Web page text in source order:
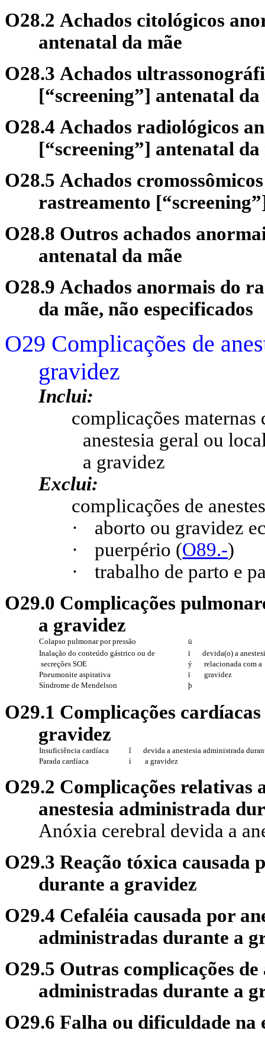
O28.2 Achados citológicos
antenatal da mãe
O28.3 Achados
[“screening”] antenatal da
O28.4 Achados radiológicos
[“screening”] antenatal da
O28.5 Achados
rastreamento
O28.8 Outros achados
antenatal da mãe
O28.9 Achados anormais do
da mãe, não especificados
O29 Complicações de
gravidez
Inclui:
complicações maternas
anestesia geral ou
a gravidez
Exclui:
complicações de
·
aborto ou gravidez
·
puerpério (O89.-)
·
trabalho de parto e
O29.0 Complicações
a gravidez
Colapso pulmonar por pressão
ü
Inalação do conteúdo gástrico ou de
ï
devida(o) a
secreções SOE
ý
relacionada com a
Pneumonite aspirativa
ï
gravidez
Síndrome de Mendelson
þ
O29.1 Complicações
gravidez
Insuficiência cardíaca î
devida a anestesia administrada
Parada cardíaca
ì a gravidez
O29.2 Complicações relativas
anestesia administrada
Anóxia cerebral devida a
O29.3 Reação tóxica causada
durante a gravidez
O29.4 Cefaléia causada por
administradas durante a
O29.5 Outras complicações
administradas durante a
O29.6 Falha ou dificuldade